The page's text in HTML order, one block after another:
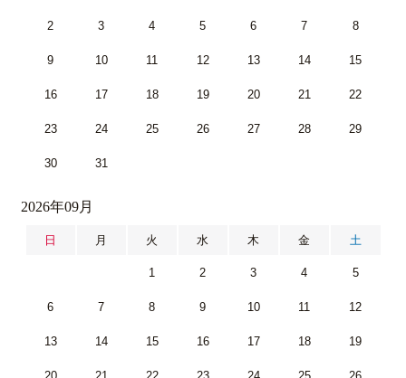
2 3 4 5 6 7 8
9 10 11 12 13 14 15
16 17 18 19 20 21 22
23 24 25 26 27 28 29
30 31
2026年09月
日 月 火 水 木 金 土
1 2 3 4 5
6 7 8 9 10 11 12
13 14 15 16 17 18 19